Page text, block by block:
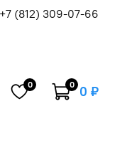
+7 (812) 309-07-66
0 0 0 ₽